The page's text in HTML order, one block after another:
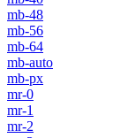
mb-48
mb-56
mb-64
mb-auto
mb-px
mr-0
mr-1
mr-2